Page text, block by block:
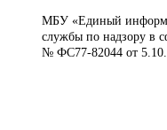
МБУ «Единый
службы по надзору в
№ ФС77-82044 от